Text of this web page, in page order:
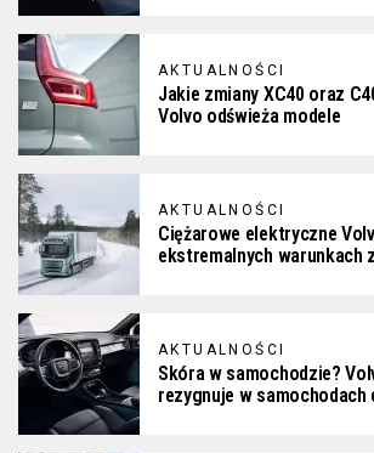
AKTUALNOŚCI
Jakie zmiany XC40 oraz
Volvo odświeża modele
AKTUALNOŚCI
Ciężarowe elektryczne
ekstremalnych warunkach
AKTUALNOŚCI
Skóra w samochodzie?
rezygnuje w samochodach